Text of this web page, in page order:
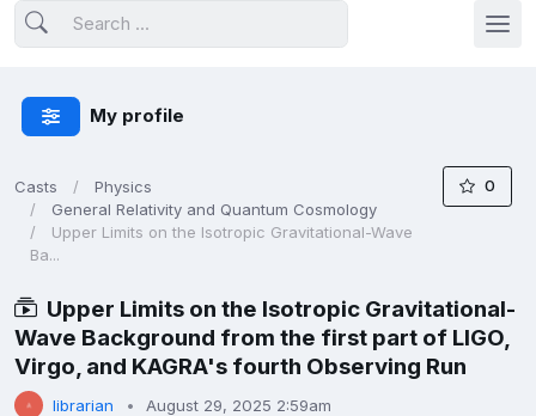
My profile
Casts
Physics
General Relativity and Quantum Cosmology
Upper Limits on the Isotropic Gravitational-Wave
Ba...
0
Upper Limits on the Isotropic Gravitational-
Wave Background from the first part of LIGO,
Virgo, and KAGRA's fourth Observing Run
librarian August 29, 2025 2:59am